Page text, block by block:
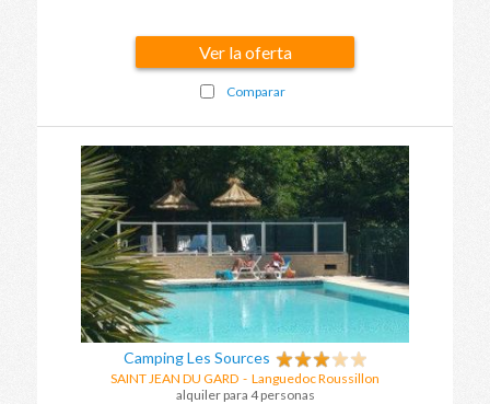
Ver la oferta
Comparar
Camping Les Sources
SAINT JEAN DU GARD - Languedoc Roussillon
alquiler para 4 personas